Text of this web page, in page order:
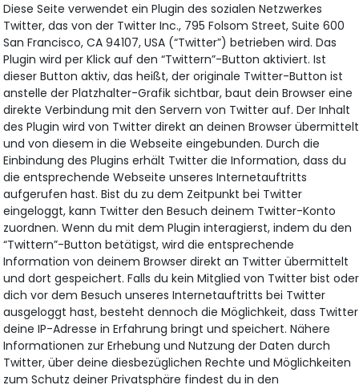
Diese Seite verwendet ein Plugin des sozialen Netzwerkes
Twitter, das von der Twitter Inc., 795 Folsom Street, Suite 600
San Francisco, CA 94107, USA (“Twitter”) betrieben wird. Das
Plugin wird per Klick auf den “Twittern”-Button aktiviert. Ist
dieser Button aktiv, das heißt, der originale Twitter-Button ist
anstelle der Platzhalter-Grafik sichtbar, baut dein Browser eine
direkte Verbindung mit den Servern von Twitter auf. Der Inhalt
des Plugin wird von Twitter direkt an deinen Browser übermittelt
und von diesem in die Webseite eingebunden. Durch die
Einbindung des Plugins erhält Twitter die Information, dass du
die entsprechende Webseite unseres Internetauftritts
aufgerufen hast. Bist du zu dem Zeitpunkt bei Twitter
eingeloggt, kann Twitter den Besuch deinem Twitter-Konto
zuordnen. Wenn du mit dem Plugin interagierst, indem du den
“Twittern”-Button betätigst, wird die entsprechende
Information von deinem Browser direkt an Twitter übermittelt
und dort gespeichert. Falls du kein Mitglied von Twitter bist oder
dich vor dem Besuch unseres Internetauftritts bei Twitter
ausgeloggt hast, besteht dennoch die Möglichkeit, dass Twitter
deine IP-Adresse in Erfahrung bringt und speichert. Nähere
Informationen zur Erhebung und Nutzung der Daten durch
Twitter, über deine diesbezüglichen Rechte und Möglichkeiten
zum Schutz deiner Privatsphäre findest du in den